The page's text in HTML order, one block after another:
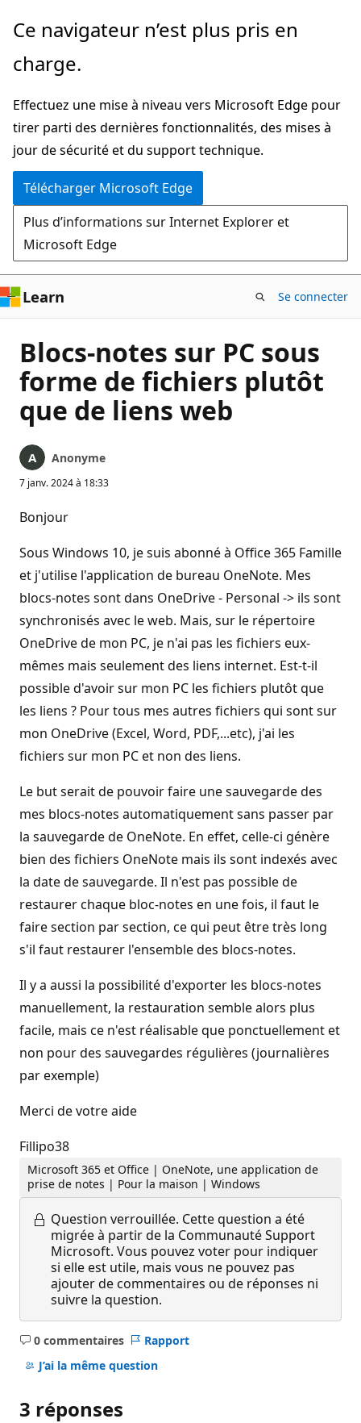
Passer
directement
au
principal
Ce navigateur n’est plus pris en
charge.
Effectuez une mise à niveau vers Microsoft Edge pour
tirer parti des dernières fonctionnalités, des mises à
jour de sécurité et du support technique.
Télécharger Microsoft Edge
Plus d’informations sur Internet Explorer et
Microsoft Edge
Learn Se connecter
Blocs-notes sur PC sous
forme de fichiers plutôt
que de liens web
Anonyme
7 janv. 2024 à 18:33
Bonjour
Sous Windows 10, je suis abonné à Office 365 Famille
et j'utilise l'application de bureau OneNote. Mes
blocs-notes sont dans OneDrive - Personal -> ils sont
synchronisés avec le web. Mais, sur le répertoire
OneDrive de mon PC, je n'ai pas les fichiers eux-
mêmes mais seulement des liens internet. Est-t-il
possible d'avoir sur mon PC les fichiers plutôt que
les liens ? Pour tous mes autres fichiers qui sont sur
mon OneDrive (Excel, Word, PDF,...etc), j'ai les
fichiers sur mon PC et non des liens.
Le but serait de pouvoir faire une sauvegarde des
mes blocs-notes automatiquement sans passer par
la sauvegarde de OneNote. En effet, celle-ci génère
bien des fichiers OneNote mais ils sont indexés avec
la date de sauvegarde. Il n'est pas possible de
restaurer chaque bloc-notes en une fois, il faut le
faire section par section, ce qui peut être très long
s'il faut restaurer l'ensemble des blocs-notes.
Il y a aussi la possibilité d'exporter les blocs-notes
manuellement, la restauration semble alors plus
facile, mais ce n'est réalisable que ponctuellement et
non pour des sauvegardes régulières (journalières
par exemple)
Merci de votre aide
Fillipo38
Microsoft 365 et Office | OneNote, une application de
prise de notes | Pour la maison | Windows
Question verrouillée. Cette question a été
migrée à partir de la Communauté Support
Microsoft. Vous pouvez voter pour indiquer
si elle est utile, mais vous ne pouvez pas
ajouter de commentaires ou de réponses ni
suivre la question.
0 commentaires
Aucun
commentaire
Rapport
J’ai la même question
3 réponses